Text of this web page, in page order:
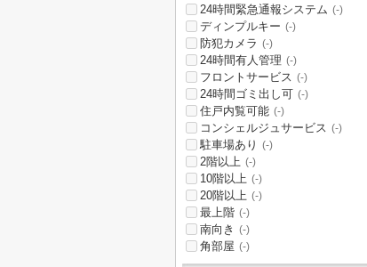
24時間緊急通報システム (-)
ディンプルキー (-)
防犯カメラ (-)
24時間有人管理 (-)
フロントサービス (-)
24時間ゴミ出し可 (-)
住戸内覧可能 (-)
コンシェルジュサービス (-)
駐車場あり (-)
2階以上 (-)
10階以上 (-)
20階以上 (-)
最上階 (-)
南向き (-)
角部屋 (-)